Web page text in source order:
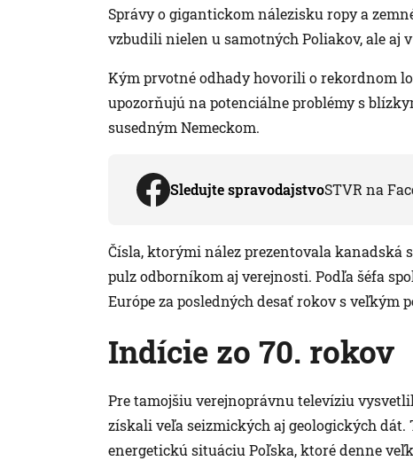
Správy o gigantickom nálezisku ropy a
vzbudili nielen u samotných Poliakov, ale aj
Kým prvotné odhady hovorili o rekordnom
upozorňujú na potenciálne problémy s
susedným Nemeckom.
Sledujte spravodajstvoSTVR na
Čísla, ktorými nález prezentovala kanadská
pulz odborníkom aj verejnosti. Podľa šéfa
Európe za posledných desať rokov s veľkým
Indície zo 70. rokov
Pre tamojšiu verejnoprávnu televíziu
získali veľa seizmických aj geologických
energetickú situáciu Poľska, ktoré denne